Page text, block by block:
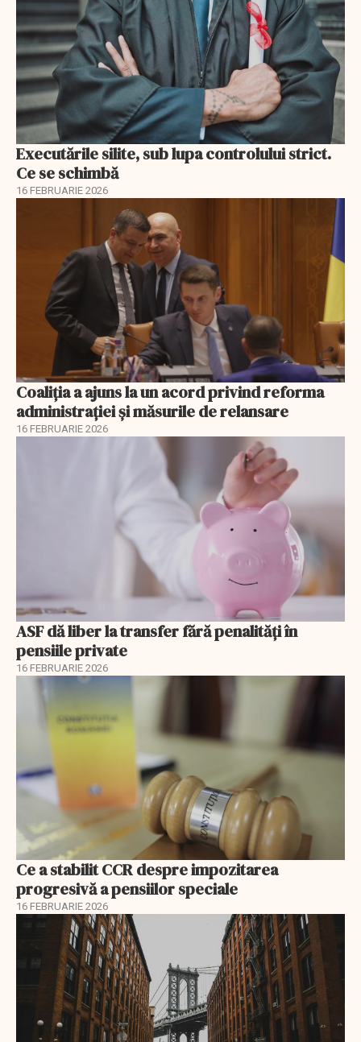
Executările silite, sub lupa controlului strict.
Ce se schimbă
16 FEBRUARIE 2026
Coaliția a ajuns la un acord privind reforma
administrației și măsurile de relansare
16 FEBRUARIE 2026
ASF dă liber la transfer fără penalități în
pensiile private
16 FEBRUARIE 2026
Ce a stabilit CCR despre impozitarea
progresivă a pensiilor speciale
16 FEBRUARIE 2026